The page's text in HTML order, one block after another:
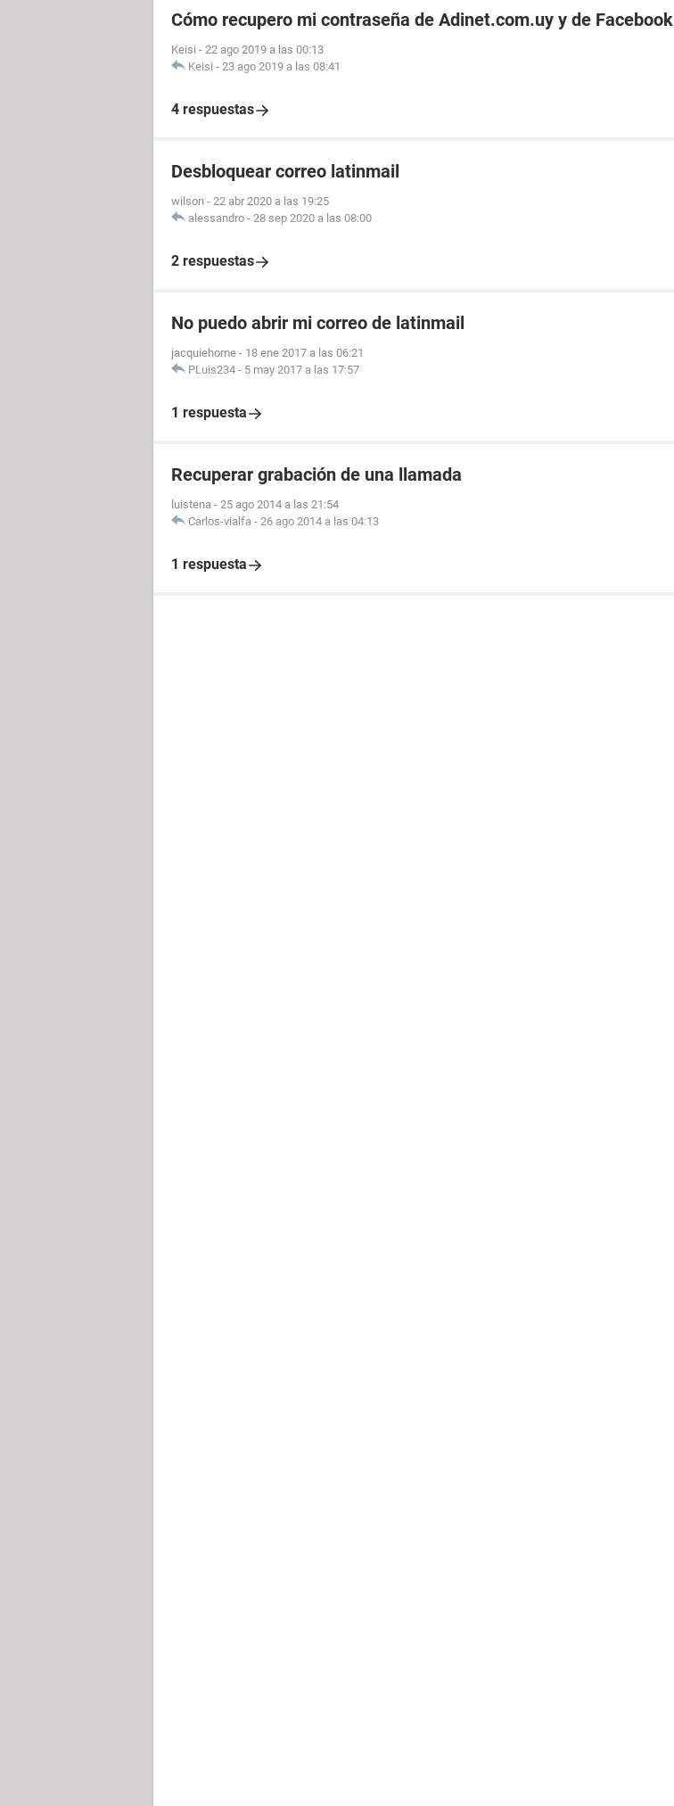
Cómo recupero mi contraseña de Adinet.com.uy y de Facebook
Keisi - 22 ago 2019 a las 00:13
Keisi - 23 ago 2019 a las 08:41
4 respuestas
Desbloquear correo latinmail
wilson - 22 abr 2020 a las 19:25
alessandro - 28 sep 2020 a las 08:00
2 respuestas
No puedo abrir mi correo de latinmail
jacquiehome - 18 ene 2017 a las 06:21
PLuis234 - 5 may 2017 a las 17:57
1 respuesta
Recuperar grabación de una llamada
luistena - 25 ago 2014 a las 21:54
Carlos-vialfa - 26 ago 2014 a las 04:13
1 respuesta